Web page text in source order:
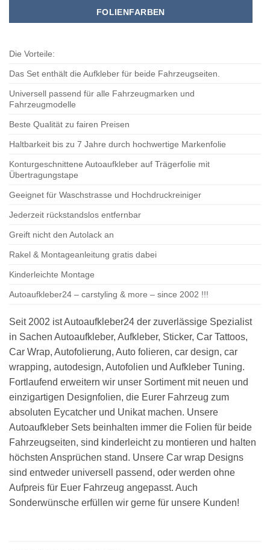
FOLIENFARBEN
Die Vorteile:
Das Set enthält die Aufkleber für beide Fahrzeugseiten.
Universell passend für alle Fahrzeugmarken und
Fahrzeugmodelle
Beste Qualität zu fairen Preisen
Haltbarkeit bis zu 7 Jahre durch hochwertige Markenfolie
Konturgeschnittene Autoaufkleber auf Trägerfolie mit
Übertragungstape
Geeignet für Waschstrasse und Hochdruckreiniger
Jederzeit rückstandslos entfernbar
Greift nicht den Autolack an
Rakel & Montageanleitung gratis dabei
Kinderleichte Montage
Autoaufkleber24 – carstyling & more – since 2002 !!!
Seit 2002 ist Autoaufkleber24 der zuverlässige Spezialist
in Sachen Autoaufkleber, Aufkleber, Sticker, Car Tattoos,
Car Wrap, Autofolierung, Auto folieren, car design, car
wrapping, autodesign, Autofolien und Aufkleber Tuning.
Fortlaufend erweitern wir unser Sortiment mit neuen und
einzigartigen Designfolien, die Eurer Fahrzeug zum
absoluten Eycatcher und Unikat machen. Unsere
Autoaufkleber Sets beinhalten immer die Folien für beide
Fahrzeugseiten, sind kinderleicht zu montieren und halten
höchsten Ansprüchen stand. Unsere Car wrap Designs
sind entweder universell passend, oder werden ohne
Aufpreis für Euer Fahrzeug angepasst. Auch
Sonderwünsche erfüllen wir gerne für unsere Kunden!